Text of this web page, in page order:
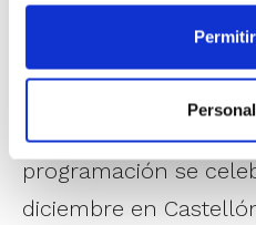
comunicación de Óscar
necesario trabajo previo
del día de la actividad.
Las otras dos
programación se
diciembre en